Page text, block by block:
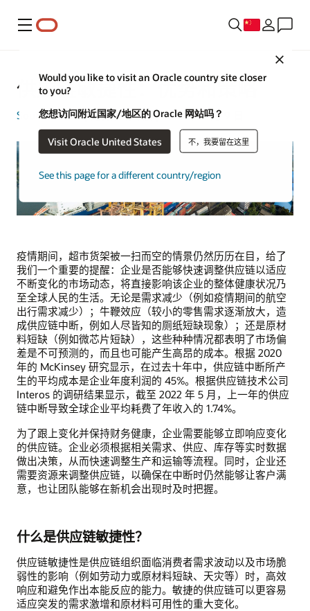
菜单
Would you like to visit an Oracle country site closer
to you?
您想访问附近国家/地区的 Oracle 网站吗？
Visit Oracle United States 不，我要留在这里
See this page for a different country/region
供应链敏捷性：优势和策略
Sourabhi Sen| 内容策略专家 | 2023 年 11 月 9 日
疫情期间，超市货架被一扫而空的情景仍然历历在目，给了
我们一个重要的提醒：企业是否能够快速调整供应链以适应
不断变化的市场动态，将直接影响该企业的整体健康状况乃
至全球人民的生活。无论是需求减少（例如疫情期间的航空
出行需求减少）；牛鞭效应（较小的零售需求逐渐放大，造
成供应链中断，例如人尽皆知的厕纸短缺现象）；还是原材
料短缺（例如微芯片短缺），这些种种情况都表明了市场偏
差是不可预测的，而且也可能产生高昂的成本。根据 2020
年的 McKinsey 研究显示，在过去十年中，供应链中断所产
生的平均成本是企业年度利润的 45%。根据供应链技术公司
Interos 的调研结果显示，截至 2022 年 5 月，上一年的供应
链中断导致全球企业平均耗费了年收入的 1.74%。
为了跟上变化并保持财务健康，企业需要能够立即响应变化
的供应链。企业必须根据相关需求、供应、库存等实时数据
做出决策，从而快速调整生产和运输等流程。同时，企业还
需要资源来调整供应链，以确保在中断时仍然能够让客户满
意，也让团队能够在新机会出现时及时把握。
什么是供应链敏捷性？
供应链敏捷性是供应链组织面临消费者需求波动以及市场脆
弱性的影响（例如劳动力或原材料短缺、天灾等）时，高效
响应和避免作出本能反应的能力。敏捷的供应链可以更容易
适应突发的需求激增和原材料可用性的重大变化。